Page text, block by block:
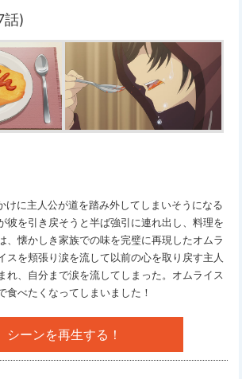
話)
に主人公が道を踏み外してしまいそうになる
彼を引き戻そうと半ば強引に連れ出し、料理を
、懐かしき家族での味を完璧に再現したオムラ
スを頬張り涙を流して以前の心を取り戻す主人
れ、自分まで涙を流してしまった。オムライス
食べたくなってしまいました！
シーンを再生する！